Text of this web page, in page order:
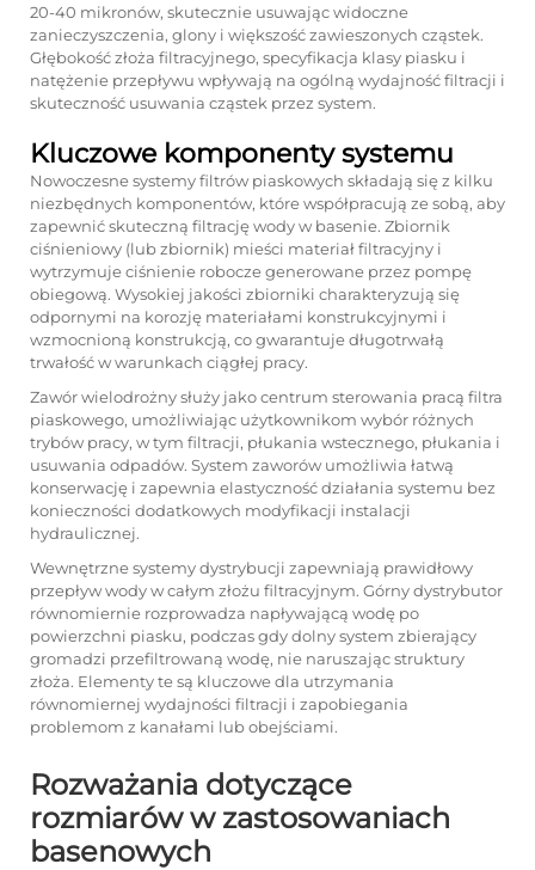
20-40 mikronów, skutecznie usuwając widoczne
zanieczyszczenia, glony i większość zawieszonych cząstek.
Głębokość złoża filtracyjnego, specyfikacja klasy piasku i
natężenie przepływu wpływają na ogólną wydajność filtracji i
skuteczność usuwania cząstek przez system.
Kluczowe komponenty systemu
Nowoczesne systemy filtrów piaskowych składają się z kilku
niezbędnych komponentów, które współpracują ze sobą, aby
zapewnić skuteczną filtrację wody w basenie. Zbiornik
ciśnieniowy (lub zbiornik) mieści materiał filtracyjny i
wytrzymuje ciśnienie robocze generowane przez pompę
obiegową. Wysokiej jakości zbiorniki charakteryzują się
odpornymi na korozję materiałami konstrukcyjnymi i
wzmocnioną konstrukcją, co gwarantuje długotrwałą
trwałość w warunkach ciągłej pracy.
Zawór wielodrożny służy jako centrum sterowania pracą filtra
piaskowego, umożliwiając użytkownikom wybór różnych
trybów pracy, w tym filtracji, płukania wstecznego, płukania i
usuwania odpadów. System zaworów umożliwia łatwą
konserwację i zapewnia elastyczność działania systemu bez
konieczności dodatkowych modyfikacji instalacji
hydraulicznej.
Wewnętrzne systemy dystrybucji zapewniają prawidłowy
przepływ wody w całym złożu filtracyjnym. Górny dystrybutor
równomiernie rozprowadza napływającą wodę po
powierzchni piasku, podczas gdy dolny system zbierający
gromadzi przefiltrowaną wodę, nie naruszając struktury
złoża. Elementy te są kluczowe dla utrzymania
równomiernej wydajności filtracji i zapobiegania
problemom z kanałami lub obejściami.
Rozważania dotyczące
rozmiarów w zastosowaniach
basenowych